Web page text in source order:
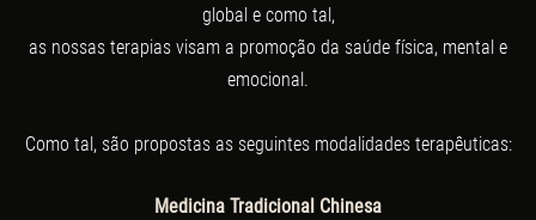
global e como tal,
as nossas terapias visam a promoção da saúde física, mental e
emocional.
Como tal, são propostas as seguintes modalidades terapêuticas:
Medicina Tradicional Chinesa